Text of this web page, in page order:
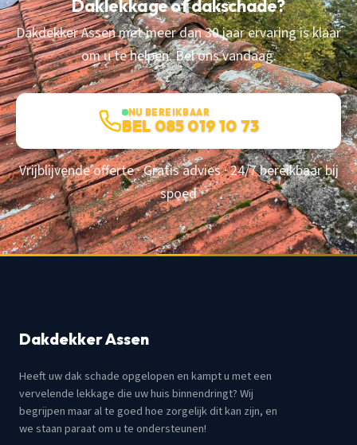
Daklekkage of dakschade?
Dakdekker Assen met meer dan 30 jaar ervaring is klaar
om u te helpen. Bel ons vandaag.
NU BEREIKBAAR
BEL 085 019 10 73
Vrijblijvende offerte · Gratis advies · 24/7 bereikbaar bij
spoed
Dakdekker Assen
Heeft uw dak schade opgelopen en kampt u met een
vervelende lekkage die uw huis binnendringt? Wij
begrijpen maar al te goed hoe zorgelijk dit kan zijn, en
we staan paraat om u te ondersteunen!